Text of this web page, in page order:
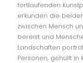
fortlaufenden
erkunden die
zwischen Mensch
bereist und
Landschaften
Personen, gehüllt in